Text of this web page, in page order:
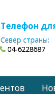
Телефон
Север страны:
04-6228687